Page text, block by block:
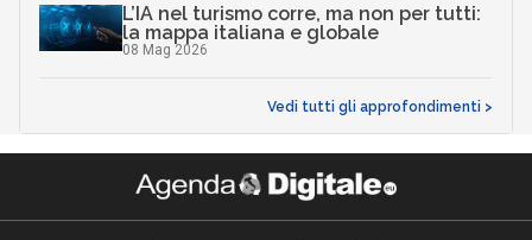
L’IA nel turismo corre, ma non per tutti:
la mappa italiana e globale
08 Mag 2026
Vedi tutti gli approfondimenti >